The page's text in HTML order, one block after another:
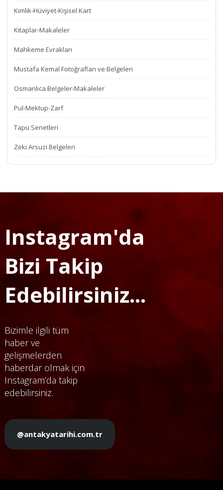
Kimlik-Hüviyet-Kişisel Kart
Kitaplar-Makaleler
Mahkeme Evrakları
Mustafa Kemal Fotoğrafları ve Belgeleri
Osmanlıca Belgeler-Makaleler
Pul-Mektup-Zarf
Tapu Senetleri
Zeki Arsuzi Belgeleri
Instagram'da
Bizi Takip
Edebilirsiniz...
Bizimle ilgili tüm
haber ve
gelişmelerden
haberdar olmak için
Instagram’da takip
edebilirsiniz.
@antakyatarihi.com.tr